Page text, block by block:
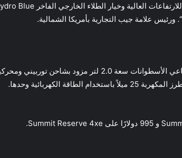
ورئيس علامة جيب التجارية بأمريكا الشمالية.